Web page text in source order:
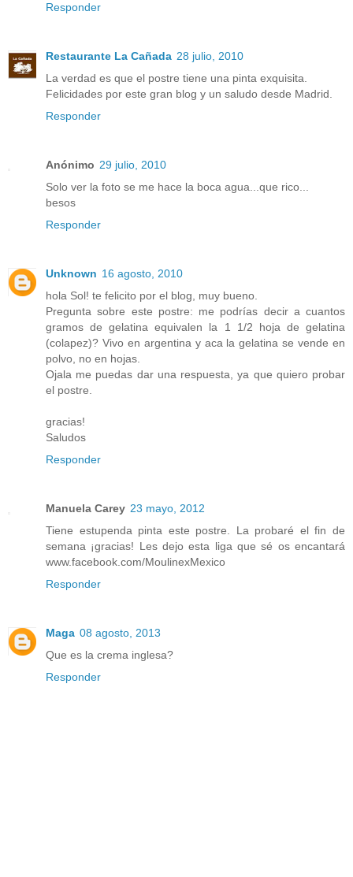
Responder
Restaurante La Cañada 28 julio, 2010
La verdad es que el postre tiene una pinta exquisita.
Felicidades por este gran blog y un saludo desde Madrid.
Responder
Anónimo 29 julio, 2010
Solo ver la foto se me hace la boca agua...que rico...
besos
Responder
Unknown 16 agosto, 2010
hola Sol! te felicito por el blog, muy bueno.
Pregunta sobre este postre: me podrías decir a cuantos
gramos de gelatina equivalen la 1 1/2 hoja de gelatina
(colapez)? Vivo en argentina y aca la gelatina se vende en
polvo, no en hojas.
Ojala me puedas dar una respuesta, ya que quiero probar
el postre.
gracias!
Saludos
Responder
Manuela Carey 23 mayo, 2012
Tiene estupenda pinta este postre. La probaré el fin de
semana ¡gracias! Les dejo esta liga que sé os encantará
www.facebook.com/MoulinexMexico
Responder
Maga 08 agosto, 2013
Que es la crema inglesa?
Responder